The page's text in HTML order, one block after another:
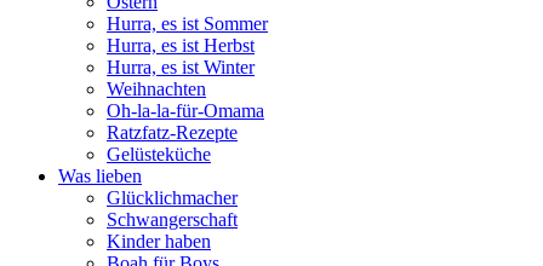
Hurra, es ist Sommer
Hurra, es ist Herbst
Hurra, es ist Winter
Weihnachten
Oh-la-la-für-Omama
Ratzfatz-Rezepte
Gelüsteküche
Was lieben
Glücklichmacher
Schwangerschaft
Kinder haben